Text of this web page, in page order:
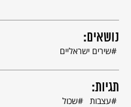
נושאים:
שירים ישראליים
תגיות:
עצבות שכול